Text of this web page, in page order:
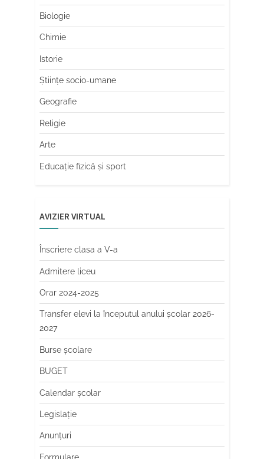
Biologie
Chimie
Istorie
Științe socio-umane
Geografie
Religie
Arte
Educaţie fizică şi sport
AVIZIER VIRTUAL
Înscriere clasa a V-a
Admitere liceu
Orar 2024-2025
Transfer elevi la începutul anului școlar 2026-
2027
Burse școlare
BUGET
Calendar școlar
Legislație
Anunțuri
Formulare